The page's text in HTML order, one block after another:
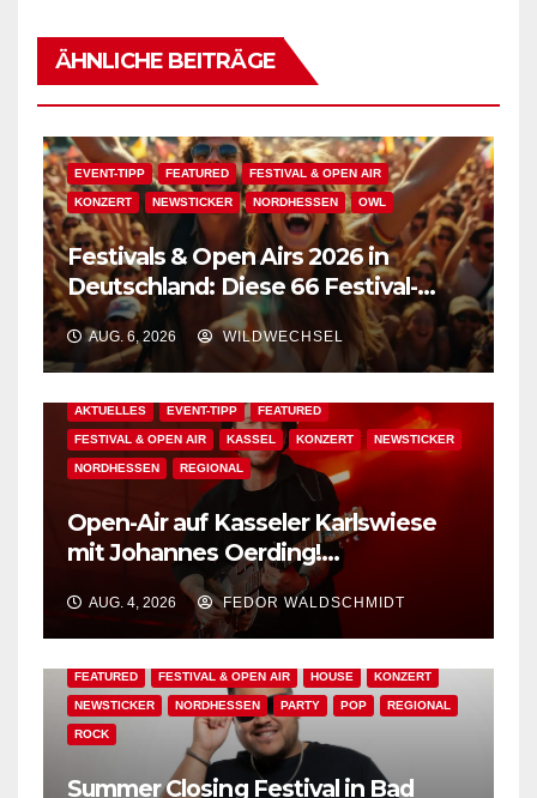
ÄHNLICHE BEITRÄGE
EVENT-TIPP FEATURED FESTIVAL & OPEN AIR
KONZERT NEWSTICKER NORDHESSEN OWL
Festivals & Open Airs 2026 in
Deutschland: Diese 66 Festival-
Events warten auf Dich!
AUG. 6, 2026 WILDWECHSEL
AKTUELLES EVENT-TIPP FEATURED
FESTIVAL & OPEN AIR KASSEL KONZERT NEWSTICKER
NORDHESSEN REGIONAL
Open-Air auf Kasseler Karlswiese
mit Johannes Oerding!
Zusatzkontingent an Tickets
erhältlich!
AUG. 4, 2026 FEDOR WALDSCHMIDT
FEATURED FESTIVAL & OPEN AIR HOUSE KONZERT
NEWSTICKER NORDHESSEN PARTY POP REGIONAL
ROCK
Summer Closing Festival in Bad